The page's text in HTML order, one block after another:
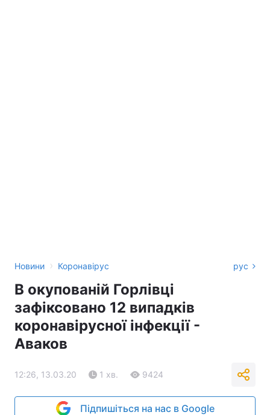
Новини › Коронавірус рус
В окупованій Горлівці
зафіксовано 12 випадків
коронавірусної інфекції -
Аваков
12:26, 13.03.20 1 хв. 9424
Підпишіться на нас в Google